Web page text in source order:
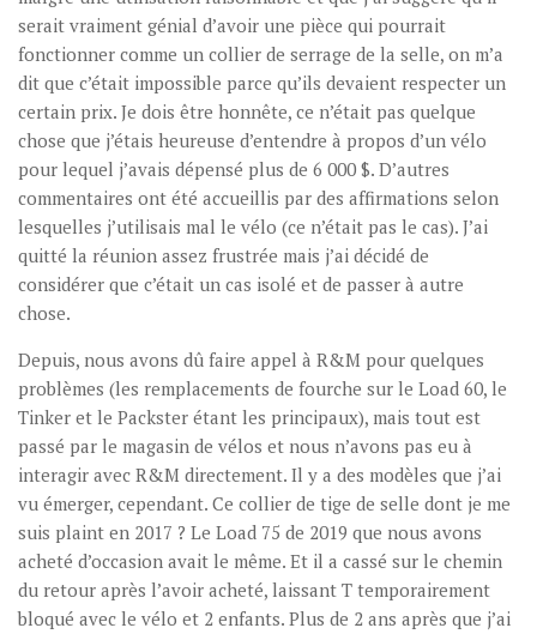
serait vraiment génial d’avoir une pièce qui pourrait
fonctionner comme un collier de serrage de la selle, on m’a
dit que c’était impossible parce qu’ils devaient respecter un
certain prix. Je dois être honnête, ce n’était pas quelque
chose que j’étais heureuse d’entendre à propos d’un vélo
pour lequel j’avais dépensé plus de 6 000 $. D’autres
commentaires ont été accueillis par des affirmations selon
lesquelles j’utilisais mal le vélo (ce n’était pas le cas). J’ai
quitté la réunion assez frustrée mais j’ai décidé de
considérer que c’était un cas isolé et de passer à autre
chose.
Depuis, nous avons dû faire appel à R&M pour quelques
problèmes (les remplacements de fourche sur le Load 60, le
Tinker et le Packster étant les principaux), mais tout est
passé par le magasin de vélos et nous n’avons pas eu à
interagir avec R&M directement. Il y a des modèles que j’ai
vu émerger, cependant. Ce collier de tige de selle dont je me
suis plaint en 2017 ? Le Load 75 de 2019 que nous avons
acheté d’occasion avait le même. Et il a cassé sur le chemin
du retour après l’avoir acheté, laissant T temporairement
bloqué avec le vélo et 2 enfants. Plus de 2 ans après que j’ai